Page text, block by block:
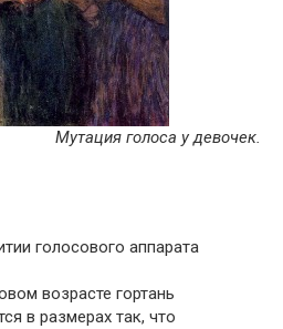
Мутация голоса у девочек.
голосового аппарата
возрасте гортань
в размерах так, что